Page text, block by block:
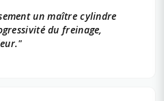
un maître cylindre
du freinage,